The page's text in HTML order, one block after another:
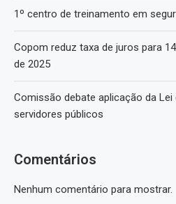
1º centro de treinamento em
Copom reduz taxa de juros para
de 2025
Comissão debate aplicação da Lei
servidores públicos
Comentários
Nenhum comentário para mostrar.